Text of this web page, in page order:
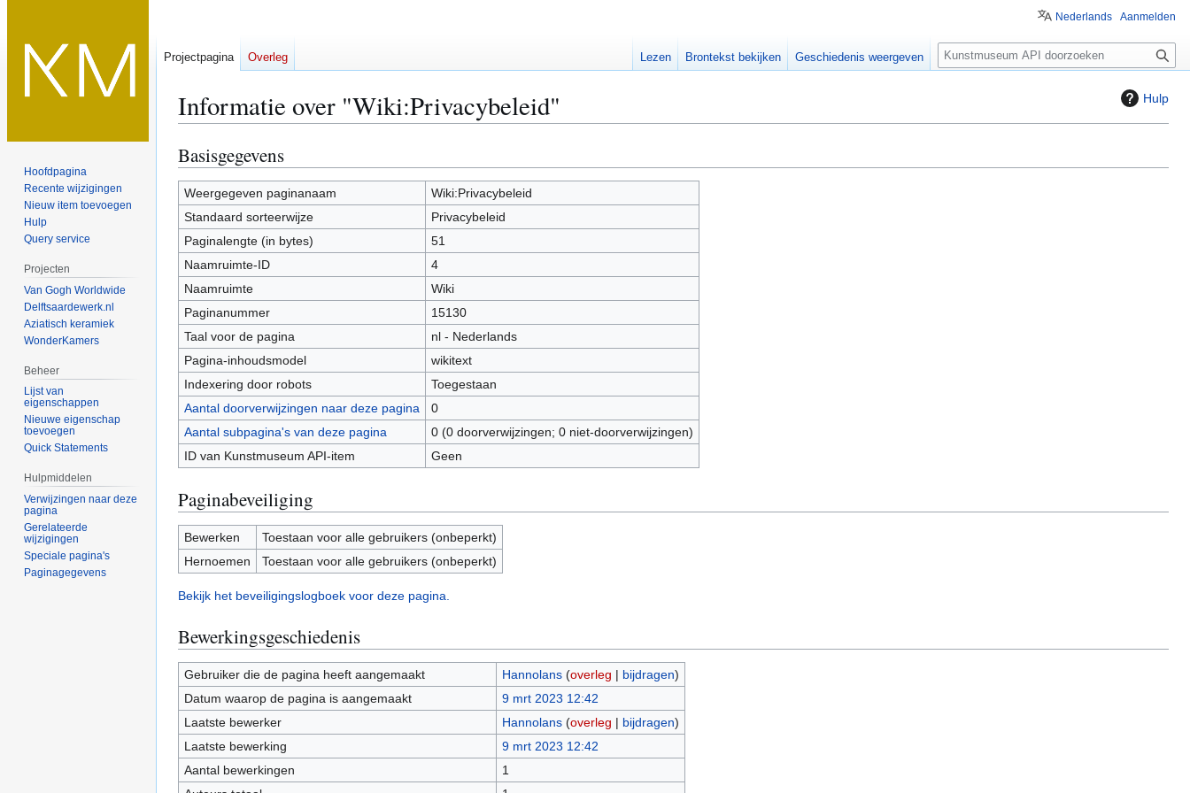
Hulp
Informatie over "Wiki:Privacybeleid"
Naar
navigatie
springen
Naar
zoeken
springen
Basisgegevens
Weergegeven paginanaam
Wiki:Privacybeleid
Standaard sorteerwijze
Privacybeleid
Paginalengte (in bytes)
51
Naamruimte-ID
4
Naamruimte
Wiki
Paginanummer
15130
Taal voor de pagina
nl - Nederlands
Pagina-inhoudsmodel
wikitext
Indexering door robots
Toegestaan
Aantal doorverwijzingen naar deze pagina
0
Aantal subpagina's van deze pagina
0 (0 doorverwijzingen; 0 niet-doorverwijzingen)
ID van Kunstmuseum API-item
Geen
Paginabeveiliging
Bewerken
Toestaan voor alle gebruikers (onbeperkt)
Hernoemen
Toestaan voor alle gebruikers (onbeperkt)
Bekijk het beveiligingslogboek voor deze pagina.
Bewerkingsgeschiedenis
Gebruiker die de pagina heeft aangemaakt Hannolans (overleg | bijdragen)
Datum waarop de pagina is aangemaakt
9 mrt 2023 12:42
Laatste bewerker
Hannolans (overleg | bijdragen)
Laatste bewerking
9 mrt 2023 12:42
Aantal bewerkingen
1
Nederlands Aanmelden
Projectpagina Overleg Lezen Brontekst bekijken Geschiedenis weergeven
Z
o
e
Hoofdpagina
Recente wijzigingen
Nieuw item toevoegen
Hulp
Query service
Projecten
Van Gogh Worldwide
Delftsaardewerk.nl
Aziatisch keramiek
WonderKamers
Beheer
Lijst van
eigenschappen
Nieuwe eigenschap
toevoegen
Quick Statements
Hulpmiddelen
Verwijzingen naar deze
pagina
Gerelateerde
wijzigingen
Speciale pagina's
Paginagegevens